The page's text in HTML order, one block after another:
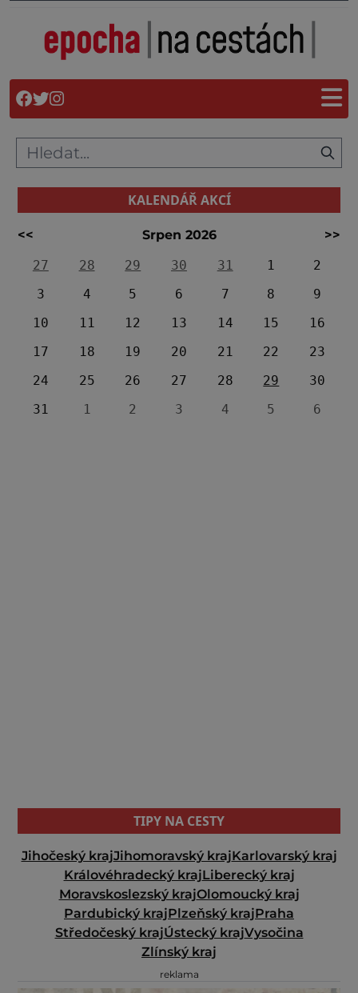
KALENDÁŘ AKCÍ
<< Srpen 2026
>>
27
28 29 30 31 1
2
3
4 5 6 7 8
9
10
11 12 13 14 15
16
17
18 19 20 21 22
23
24
25 26 27 28 29
30
31
1 2 3 4 5 6
TIPY NA CESTY
Jihočeský krajJihomoravský krajKarlovarský kraj
Královéhradecký krajLiberecký kraj
Moravskoslezský krajOlomoucký kraj
Pardubický krajPlzeňský krajPraha
Středočeský krajÚstecký krajVysočina
Zlínský kraj
reklama